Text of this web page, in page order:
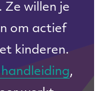
Ze willen je
om actief
kinderen.
,